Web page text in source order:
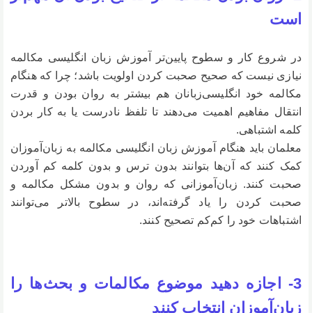
است
در شروع کار و سطوح پایین‌تر آموزش زبان انگلیسی مکالمه
نیازی نیست که صحیح صحبت کردن اولویت باشد؛ چرا که هنگام
مکالمه خود انگلیسی‌زبانان هم بیشتر به روان بودن و قدرت
انتقال مفاهیم اهمیت می‌دهند تا تلفظ نادرست یا به کار بردن
کلمه اشتباهی.
معلمان باید هنگام آموزش زبان انگلیسی مکالمه به زبان‌آموزان
کمک کنند که آن‌ها بتوانند بدون ترس و بدون کلمه کم آوردن
صحبت کنند. زبان‌آموزانی که روان و بدون مشکل مکالمه و
صحبت کردن را یاد گرفته‌اند، در سطوح بالاتر می‌توانند
اشتباهات خود را کم‌کم تصحیح کنند.
3- اجازه دهید موضوع مکالمات و بحث‌ها را
زبان‌آموزان انتخاب کنند